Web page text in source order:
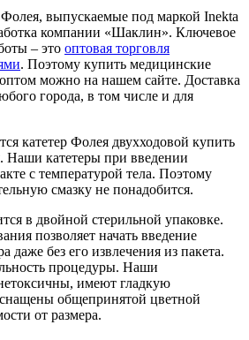
выпускаемые под маркой Inekta
компании «Шаклин». Ключевое
– это оптовая торговля
. Поэтому купить медицинские
можно на нашем сайте. Доставка
города, в том числе и для
катетер Фолея двухходовой купить
Наши катетеры при введении
с температурой тела. Поэтому
смазку не понадобится.
в двойной стерильной упаковке.
позволяет начать введение
даже без его извлечения из пакета.
процедуры. Наши
имеют гладкую
общепринятой цветной
от размера.